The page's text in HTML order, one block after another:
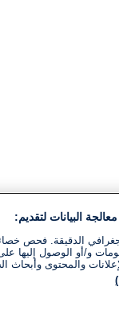
البيانات لتقديم:
الدقيقة. فحص
و/أو الوصول إليها
والمحتوى وأبحاث